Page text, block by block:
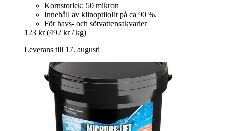
Kornstorlek: 50 mikron
Innehåll av klinoptilolit på ca 90 %.
För havs- och sötvattensakvarier
123 kr (492 kr / kg)
Leverans till 17. augusti